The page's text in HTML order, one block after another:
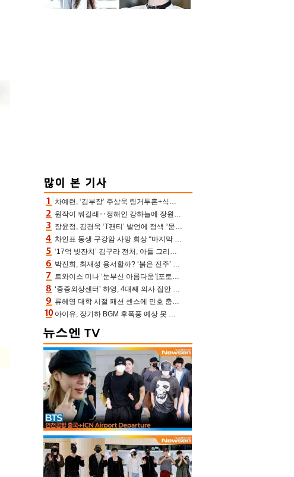
차예련, ‘김부장’ 주상욱 링거투혼+식스팩 비화 “옷 벗는데 아저씨는 안 된다고”(차장금)
원작이 뭐길래‥정해인 강하늘에 장원영까지 참여한 이 영화
장윤정, 김경욱 ‘T팬티’ 발언에 정색 “묻지 않았는데, 그것도 성희롱”(장공장)
차인표 동생 구강암 사망 회상 “마지막 순간 동생 손 잡아준 신애라, 두고두고 고마워” (신애라이프)
‘17억 빚잔치’ 김구라 전처, 아들 그리는 “나 뿐인데” 친엄마 챙기는 효심 눈길
박진희, 최재성 용서할까? ‘붉은 진주’ 오늘(7일) 결말 나온다
트와이스 미나 ‘눈부신 아름다움’[포토엔HD]
‘중증외상센터’ 하영, 4대째 의사 집안 인증 “증조부, 고종 황제 진료”(옥문아)[어제TV]
류혜영 대학 시절 패션 센스에 민호 충격 “레몬색 레깅스에 다리 없는 줄”(나혼산)
아이유, 장기하 BGM 후폭풍 예상 못 했나‥삭제 오보→윤가이까지 엮여 시끌